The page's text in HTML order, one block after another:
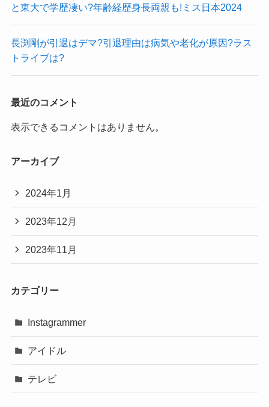
と東大で学歴凄い?年齢経歴身長両親も!ミス日本2024
長渕剛が引退はデマ?引退理由は病気や老化が原因?ラス
トライブは?
最近のコメント
表示できるコメントはありません。
アーカイブ
2024年1月
2023年12月
2023年11月
カテゴリー
Instagrammer
アイドル
テレビ